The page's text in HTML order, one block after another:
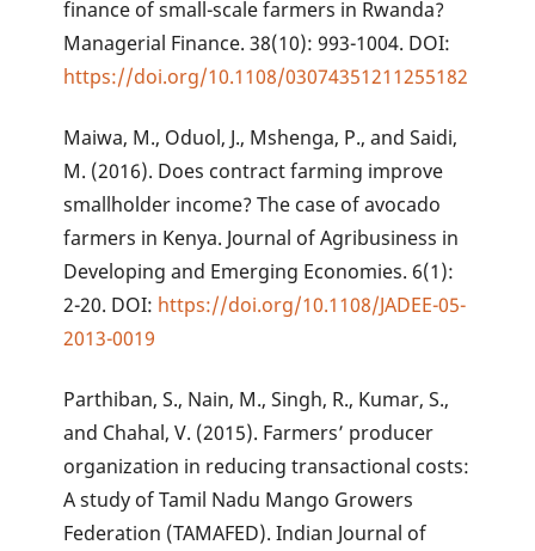
finance of small-scale farmers in Rwanda?
Managerial Finance. 38(10): 993-1004. DOI:
https://doi.org/10.1108/03074351211255182
Maiwa, M., Oduol, J., Mshenga, P., and Saidi,
M. (2016). Does contract farming improve
smallholder income? The case of avocado
farmers in Kenya. Journal of Agribusiness in
Developing and Emerging Economies. 6(1):
2-20. DOI: https://doi.org/10.1108/JADEE-05-
2013-0019
Parthiban, S., Nain, M., Singh, R., Kumar, S.,
and Chahal, V. (2015). Farmers’ producer
organization in reducing transactional costs:
A study of Tamil Nadu Mango Growers
Federation (TAMAFED). Indian Journal of